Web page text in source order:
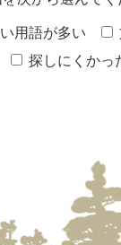
用語が多い
探しにくかっ